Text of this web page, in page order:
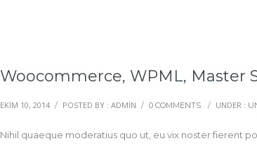
Woocommerce, WPML, Master
EKIM 10, 2014 / POSTED BY : ADMIN / 0 COMMENTS / UNDER :
Nihil quaeque moderatius quo ut, eu vix noster fierent